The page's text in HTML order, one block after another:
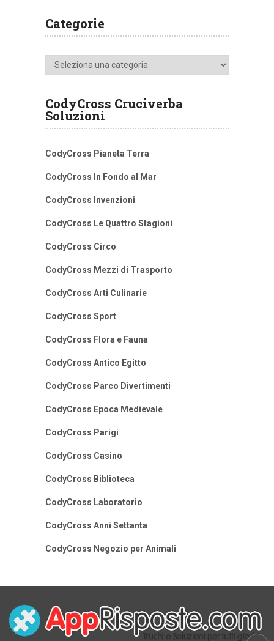
Categorie
Categorie
CodyCross Cruciverba
Soluzioni
CodyCross Pianeta Terra
CodyCross In Fondo al Mar
CodyCross Invenzioni
CodyCross Le Quattro Stagioni
CodyCross Circo
CodyCross Mezzi di Trasporto
CodyCross Arti Culinarie
CodyCross Sport
CodyCross Flora e Fauna
CodyCross Antico Egitto
CodyCross Parco Divertimenti
CodyCross Epoca Medievale
CodyCross Parigi
CodyCross Casino
CodyCross Biblioteca
CodyCross Laboratorio
CodyCross Anni Settanta
CodyCross Negozio per Animali